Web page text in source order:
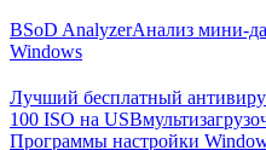
BSoD AnalyzerАнализ мини-
Windows
Лучший бесплатный
100 ISO на USB
Программы настройки